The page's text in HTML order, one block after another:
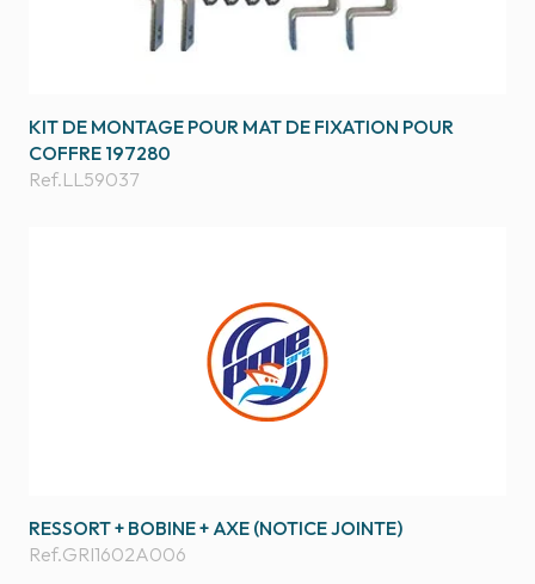
KIT DE MONTAGE POUR MAT DE FIXATION POUR
COFFRE 197280
Ref.LL59037
RESSORT + BOBINE + AXE (NOTICE JOINTE)
Ref.GRI1602A006